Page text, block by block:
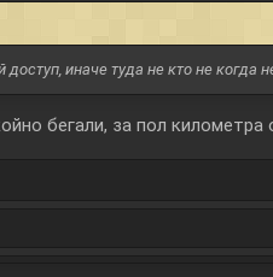
иначе туда не кто не когда
бегали, за пол